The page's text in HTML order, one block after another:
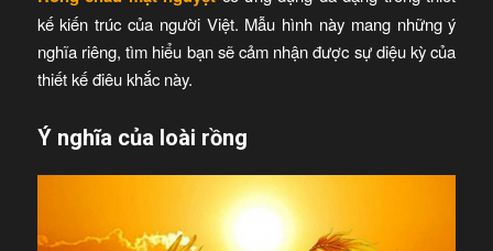
kế kiến trúc của người Việt. Mẫu hình này mang những ý
nghĩa riêng, tìm hiểu bạn sẽ cảm nhận được sự diệu kỳ của
thiết kế điêu khắc này.
Ý nghĩa của loài rồng